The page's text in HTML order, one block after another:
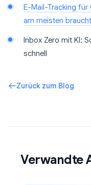
E-Mail-Tracking für
am meisten braucht
Inbox Zero mit KI:
schnell
Zurück zum Blog
Verwandte